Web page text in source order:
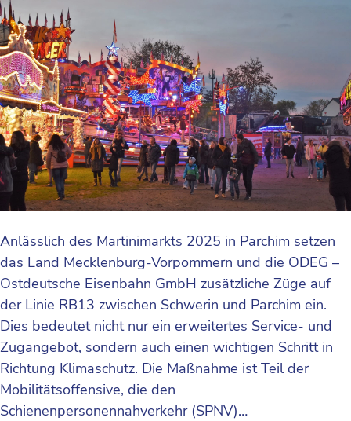
Anlässlich des Martinimarkts 2025 in Parchim setzen
das Land Mecklenburg-Vorpommern und die ODEG –
Ostdeutsche Eisenbahn GmbH zusätzliche Züge auf
der Linie RB13 zwischen Schwerin und Parchim ein.
Dies bedeutet nicht nur ein erweitertes Service- und
Zugangebot, sondern auch einen wichtigen Schritt in
Richtung Klimaschutz. Die Maßnahme ist Teil der
Mobilitätsoffensive, die den
Schienenpersonennahverkehr (SPNV)…